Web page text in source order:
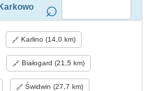
Karlino (14,0 km)
Białogard (21,5 km)
Świdwin (27,7 km)